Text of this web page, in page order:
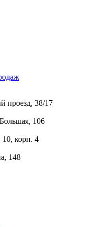
проезд, 38/17
106
10, корп. 4
148